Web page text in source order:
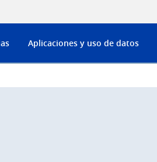
Aplicaciones y uso de datos